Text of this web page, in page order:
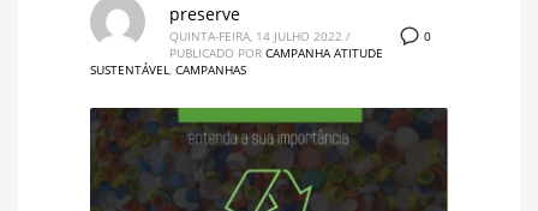
0
preserve
QUINTA-FEIRA, 14 JULHO 2022 /
PUBLICADO POR CAMPANHA ATITUDE
SUSTENTÁVEL CAMPANHAS